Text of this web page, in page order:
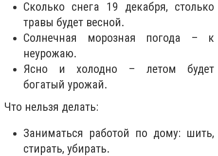
Сколько снега 19 декабря, столько
травы будет весной.
Солнечная морозная погода – к
неурожаю.
Ясно и холодно – летом будет
богатый урожай.
Что нельзя делать:
Заниматься работой по дому: шить,
стирать, убирать.